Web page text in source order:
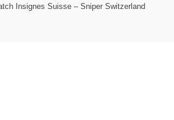
Insignes Suisse – Sniper Switzerland